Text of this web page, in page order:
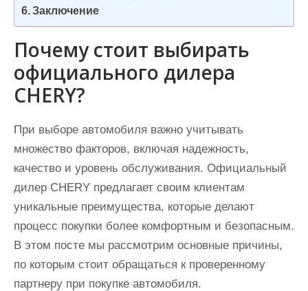
Заключение
Почему стоит выбирать
официального дилера
CHERY?
При выборе автомобиля важно учитывать
множество факторов, включая надежность,
качество и уровень обслуживания. Официальный
дилер CHERY предлагает своим клиентам
уникальные преимущества, которые делают
процесс покупки более комфортным и безопасным.
В этом посте мы рассмотрим основные причины,
по которым стоит обращаться к проверенному
партнеру при покупке автомобиля.